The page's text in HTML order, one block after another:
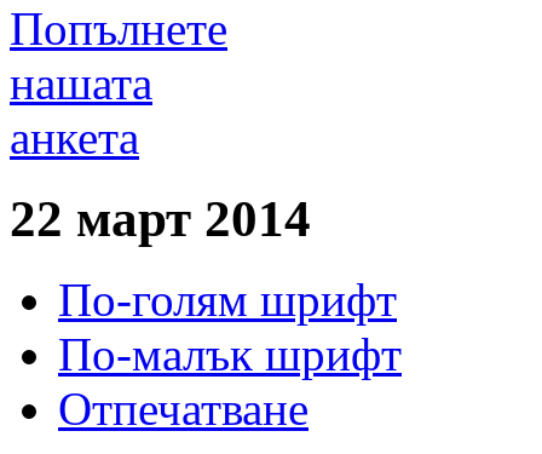
Попълнете
нашата
анкета
22 март 2014
По-голям шрифт
По-малък шрифт
Отпечатване